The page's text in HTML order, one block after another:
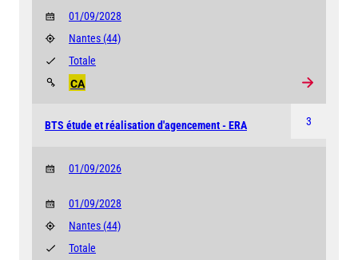
01/09/2028
Nantes (44)
CA
Totale
3
BTS étude et réalisation d'agencement - ERA
01/09/2026
01/09/2028
Nantes (44)
Totale